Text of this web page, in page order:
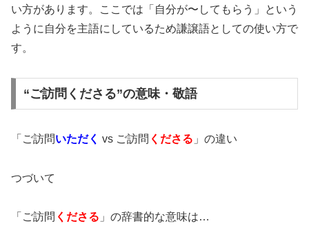
い方があります。ここでは「自分が〜してもらう」という
ように自分を主語にしているため謙譲語としての使い方で
す。
“ご訪問くださる”の意味・敬語
「ご訪問いただく vs ご訪問 くださる 」の違い
つづいて
「ご訪問 くださる 」の辞書的な意味は…